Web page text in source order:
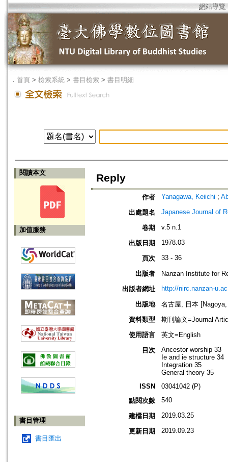
網站導覽
． 首頁 > 檢索系統 > 書目檢索 > 書目明細
閱讀本文
加值服務
書目管理
書目匯出
Reply
作者 Yanagawa, Keiichi ;
出處題名 Japanese Journal of
卷期 v.5 n.1
出版日期 1978.03
頁次 33 - 36
出版者
Nanzan Institute for
出版者網址
http://nirc.nanzan-
出版地
名古屋, 日本
資料類型
期刊論文=Journal
使用語言
英文=English
目次
Ancestor worship 33
Ie and ie structure 34
Integration 35
General theory 35
ISSN
03041042 (P)
點閱次數
540
建檔日期 2019.03.25
更新日期 2019.09.23